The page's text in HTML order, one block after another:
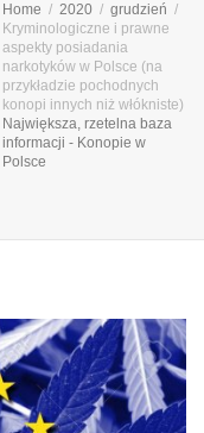
Home 2020
grudzień
Kryminologiczne i prawne
aspekty posiadania
narkotyków w Polsce (na
przykładzie pochodnych
konopi innych niż włókniste)
Największa, rzetelna baza
informacji - Konopie w
Polsce